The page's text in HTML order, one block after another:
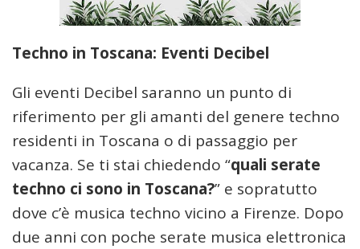
Techno in Toscana: Eventi Decibel
Gli eventi Decibel saranno un punto di
riferimento per gli amanti del genere techno
residenti in Toscana o di passaggio per
vacanza. Se ti stai chiedendo “quali serate
techno ci sono in Toscana?” e sopratutto
dove c’è musica techno vicino a Firenze. Dopo
due anni con poche serate musica elettronica